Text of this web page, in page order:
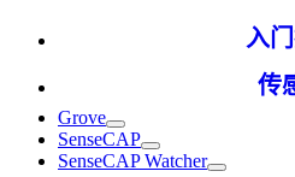
入
传
Grove
SenseCAP
SenseCAP Watcher